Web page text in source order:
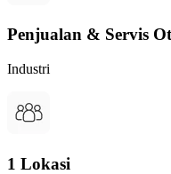
Penjualan & Servis
Industri
1 Lokasi